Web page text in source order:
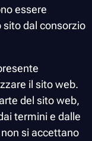
essere
sito dal consorzio
il sito web.
del sito web,
termini e dalle
si accettano